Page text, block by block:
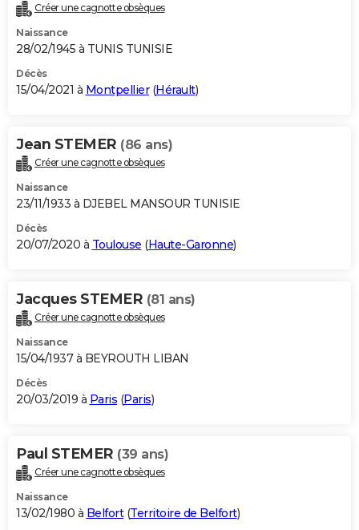
Créer une cagnotte obsèques
Naissance
28/02/1945 à TUNIS TUNISIE
Décès
15/04/2021 à Montpellier(Hérault)
Jean STEMER (86 ans)
Créer une cagnotte obsèques
Naissance
23/11/1933 à DJEBEL MANSOUR TUNISIE
Décès
20/07/2020 à Toulouse (Haute-Garonne)
Jacques STEMER (81 ans)
Créer une cagnotte obsèques
Naissance
15/04/1937 à BEYROUTH LIBAN
Décès
20/03/2019 à Paris (Paris)
Paul STEMER (39 ans)
Créer une cagnotte obsèques
Naissance
13/02/1980 à Belfort(Territoire de Belfort)